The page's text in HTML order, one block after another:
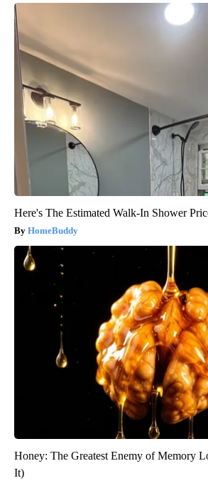
Here's The Estimated Walk-In Shower
HomeBuddy
Honey: The Greatest Enemy of Memory
It)